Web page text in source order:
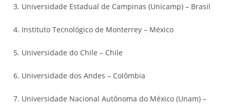
Universidade Estadual de Campinas (Unicamp) – Brasil
Instituto Tecnológico de Monterrey – México
Universidade do Chile – Chile
Universidade dos Andes – Colômbia
Universidade Nacional Autônoma do México (Unam) –